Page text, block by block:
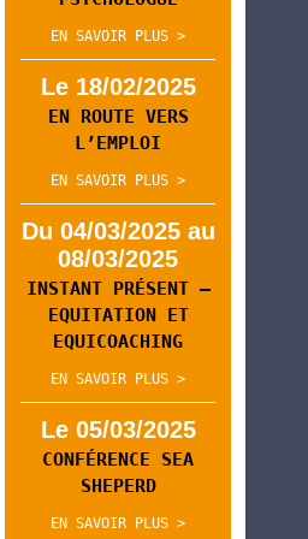
EN SAVOIR PLUS >
Le 18/02/2025
EN ROUTE VERS
L’EMPLOI
EN SAVOIR PLUS >
Du 04/03/2025 au
08/03/2025
INSTANT PRÉSENT –
EQUITATION ET
EQUICOACHING
EN SAVOIR PLUS >
Le 05/03/2025
CONFÉRENCE SEA
SHEPERD
EN SAVOIR PLUS >